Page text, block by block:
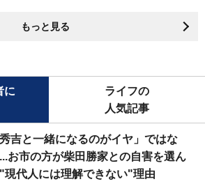
もっと見る
に
ライフの
人気記事
秀吉と一緒になるのがイヤ」ではな
お市の方が柴田勝家との自害を選ん
現代人には理解できない"理由